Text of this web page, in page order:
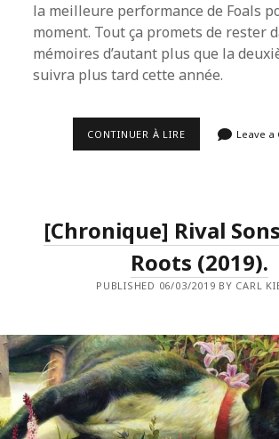
la meilleure performance de Foals
moment. Tout ça promets de rester
mémoires d’autant plus que la
suivra plus tard cette année.
CONTINUER À LIRE[CHRONIQUE]
BE
LOST
PART
1
(2019).
Leave a
[Chronique] Rival
Roots (2019).
PUBLISHED 06/03/2019 BY CARL